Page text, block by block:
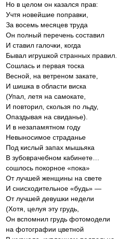
Но в целом он казался прав:
Учтя новейшие поправки,
За восемь месяцев труда
Он полный перечень составил
И ставил галочки, когда
Бывал игрушкой странных правил.
Сошлась и первая тоска
Весной, на ветреном закате,
И шишка в области виска
(Упал, летя на самокате,
И повторил, скользя по льду,
Опаздывая на свиданье).
И в незапамятном году
Невыносимое страданье
Под кислый запах мышьяка
В зубоврачебном кабинете…
сошлось покорное «пока»
От лучшей женщины на свете
И снисходительное «будь» —
От лучшей девушки недели
(Хотя, целуя эту грудь,
Он вспомнил грудь фотомодели
на фотографии цветной